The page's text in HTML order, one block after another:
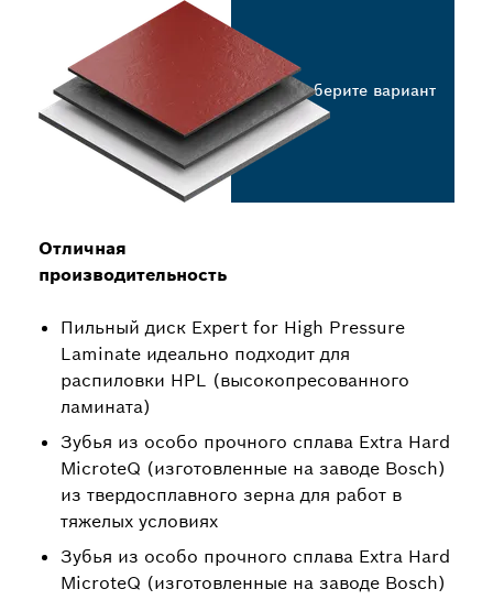
Отличная
производительность
Пильный диск Expert for High Pressure
Laminate идеально подходит для
распиловки HPL (высокопресованного
ламината)
Зубья из особо прочного сплава Extra Hard
MicroteQ (изготовленные на заводе Bosch)
из твердосплавного зерна для работ в
тяжелых условиях
Зубья из особо прочного сплава Extra Hard
MicroteQ (изготовленные на заводе Bosch)
Выберите вариант